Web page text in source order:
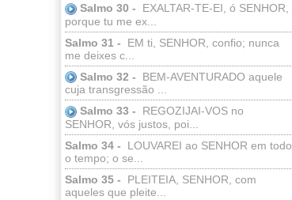
Salmo 30 -
EXALTAR-TE-EI, ó SENHOR,
porque tu me ex...
Salmo 31 -
EM ti, SENHOR, confio; nunca
me deixes c...
Salmo 32 -
BEM-AVENTURADO aquele
cuja transgressão ...
Salmo 33 -
REGOZIJAI-VOS no
SENHOR, vós justos, poi...
Salmo 34 -
LOUVAREI ao SENHOR em todo
o tempo; o se...
Salmo 35 -
PLEITEIA, SENHOR, com
aqueles que pleite...